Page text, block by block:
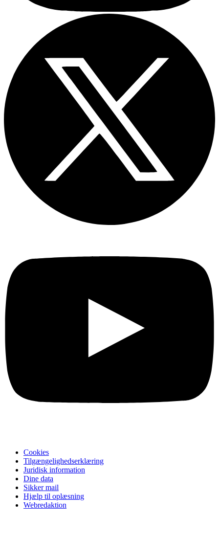
Cookies
Tilgængelighedserklæring
Juridisk information
Dine data
Sikker mail
Hjælp til oplæsning
Webredaktion